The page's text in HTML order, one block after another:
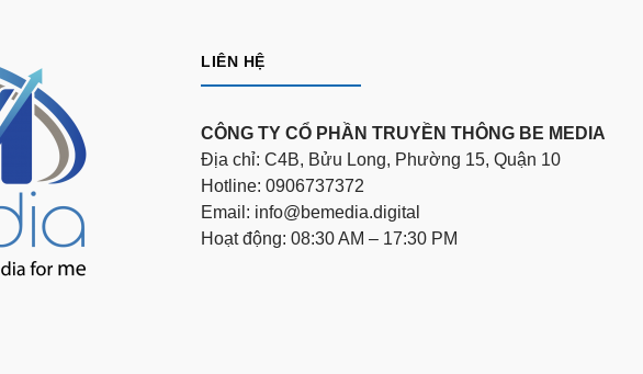
LIÊN HỆ
CÔNG TY CỔ PHẦN TRUYỀN THÔNG BE MEDIA
Địa chỉ: C4B, Bửu Long, Phường 15, Quận 10
Hotline: 0906737372
Email: info@bemedia.digital
Hoạt động: 08:30 AM – 17:30 PM